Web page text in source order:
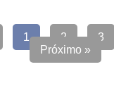
1 2 3
Próximo »